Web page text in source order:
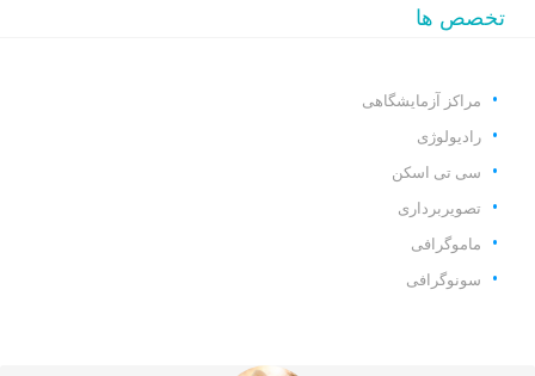
تخصص ها
مراکز آزمایشگاهی
رادیولوژی
سی تی اسکن
تصویربرداری
ماموگرافی
سونوگرافی